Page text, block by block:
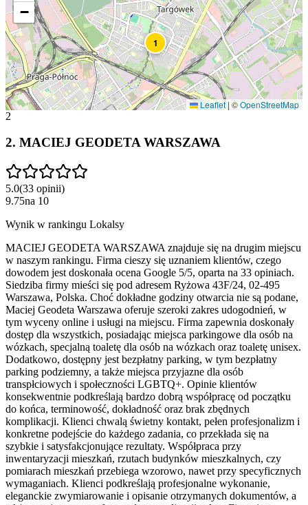
1
−
Leaflet|©OpenStreetMap
2
2. MACIEJ GEODETA WARSZAWA
5.0(33 opinii)
9.75na 10
Wynik w rankingu Lokalsy
MACIEJ GEODETA WARSZAWA znajduje się na drugim miejscu
w naszym rankingu. Firma cieszy się uznaniem klientów, czego
dowodem jest doskonała ocena Google 5/5, oparta na 33 opiniach.
Siedziba firmy mieści się pod adresem Ryżowa 43F/24, 02-495
Warszawa, Polska. Choć dokładne godziny otwarcia nie są podane,
Maciej Geodeta Warszawa oferuje szeroki zakres udogodnień, w
tym wyceny online i usługi na miejscu. Firma zapewnia doskonały
dostęp dla wszystkich, posiadając miejsca parkingowe dla osób na
wózkach, specjalną toaletę dla osób na wózkach oraz toaletę unisex.
Dodatkowo, dostępny jest bezpłatny parking, w tym bezpłatny
parking podziemny, a także miejsca przyjazne dla osób
transpłciowych i społeczności LGBTQ+. Opinie klientów
konsekwentnie podkreślają bardzo dobrą współpracę od początku
do końca, terminowość, dokładność oraz brak zbędnych
komplikacji. Klienci chwalą świetny kontakt, pełen profesjonalizm i
konkretne podejście do każdego zadania, co przekłada się na
szybkie i satysfakcjonujące rezultaty. Współpraca przy
inwentaryzacji mieszkań, rzutach budynków mieszkalnych, czy
pomiarach mieszkań przebiega wzorowo, nawet przy specyficznych
wymaganiach. Klienci podkreślają profesjonalne wykonanie,
eleganckie zwymiarowanie i opisanie otrzymanych dokumentów, a